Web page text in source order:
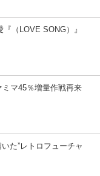
（LOVE SONG）』
マ45％増量作戦再来
た”レトロフューチャ